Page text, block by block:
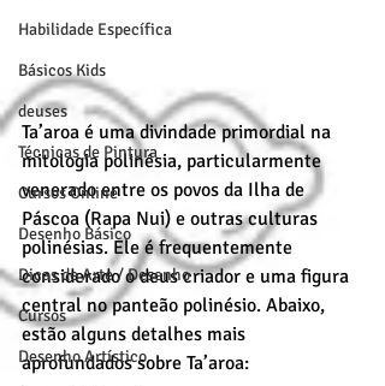
Habilidade Específica
Básicos Kids
deuses
Técnicas de Pintura
Cursos Online
Desenho Básico
Dicas de Arte / Desenho
Cursos
Desenho Artístico
Ta’aroa é uma divindade primordial na
mitologia polinésia, particularmente
venerado entre os povos da Ilha de
Páscoa (Rapa Nui) e outras culturas
polinésias. Ele é frequentemente
considerado o deus criador e uma figura
central no panteão polinésio. Abaixo,
estão alguns detalhes mais
aprofundados sobre Ta’aroa: